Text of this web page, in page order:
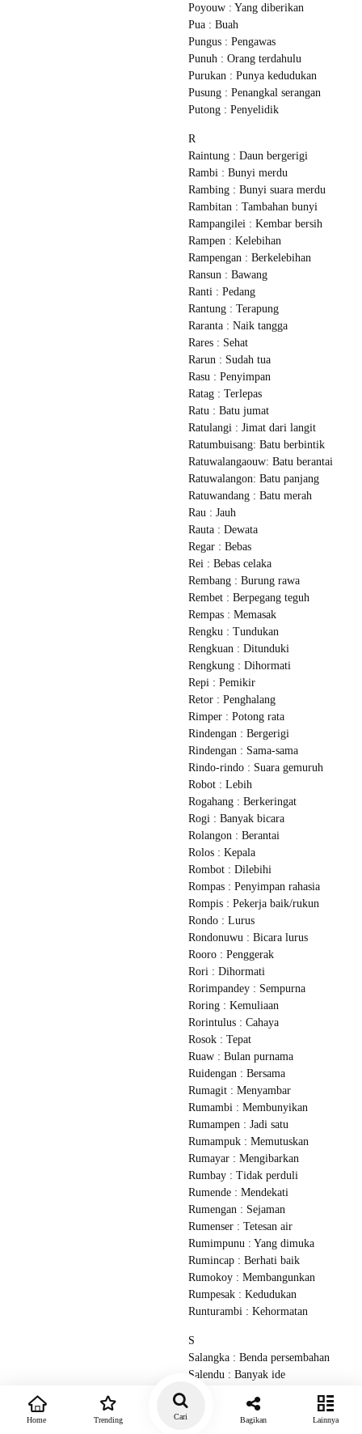
Poyouw : Yang diberikan
Pua : Buah
Pungus : Pengawas
Punuh : Orang terdahulu
Purukan : Punya kedudukan
Pusung : Penangkal serangan
Putong : Penyelidik
R
Raintung : Daun bergerigi
Rambi : Bunyi merdu
Rambing : Bunyi suara merdu
Rambitan : Tambahan bunyi
Rampangilei : Kembar bersih
Rampen : Kelebihan
Rampengan : Berkelebihan
Ransun : Bawang
Ranti : Pedang
Rantung : Terapung
Raranta : Naik tangga
Rares : Sehat
Rarun : Sudah tua
Rasu : Penyimpan
Ratag : Terlepas
Ratu : Batu jumat
Ratulangi : Jimat dari langit
Ratumbuisang: Batu berbintik
Ratuwalangaouw: Batu berantai
Ratuwalangon: Batu panjang
Ratuwandang : Batu merah
Rau : Jauh
Rauta : Dewata
Regar : Bebas
Rei : Bebas celaka
Rembang : Burung rawa
Rembet : Berpegang teguh
Rempas : Memasak
Rengku : Tundukan
Rengkuan : Ditunduki
Rengkung : Dihormati
Repi : Pemikir
Retor : Penghalang
Rimper : Potong rata
Rindengan : Bergerigi
Rindengan : Sama-sama
Rindo-rindo : Suara gemuruh
Robot : Lebih
Rogahang : Berkeringat
Rogi : Banyak bicara
Rolangon : Berantai
Rolos : Kepala
Rombot : Dilebihi
Rompas : Penyimpan rahasia
Rompis : Pekerja baik/rukun
Rondo : Lurus
Rondonuwu : Bicara lurus
Rooro : Penggerak
Rori : Dihormati
Rorimpandey : Sempurna
Roring : Kemuliaan
Rorintulus : Cahaya
Rosok : Tepat
Ruaw : Bulan purnama
Ruidengan : Bersama
Rumagit : Menyambar
Rumambi : Membunyikan
Rumampen : Jadi satu
Rumampuk : Memutuskan
Rumayar : Mengibarkan
Rumbay : Tidak perduli
Rumende : Mendekati
Rumengan : Sejaman
Rumenser : Tetesan air
Rumimpunu : Yang dimuka
Rumincap : Berhati baik
Rumokoy : Membangunkan
Rumpesak : Kedudukan
Runturambi : Kehormatan
S
Salangka : Benda persembahan
Salendu : Banyak ide
Sambuaga : Bunga kayu
Home Trending Cari Bagikan Lainnya